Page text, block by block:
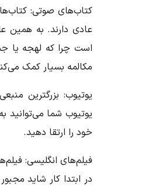
کتاب‌های صوتی:
عادی دارند. به همین
است چرا که لهجه یا
مکالمه بسیار کمک
یوتیوب: بزرگترین
خود را ارتقا دهید.
فیلم‌های انگلیسی:
در ابتدا کار شاید